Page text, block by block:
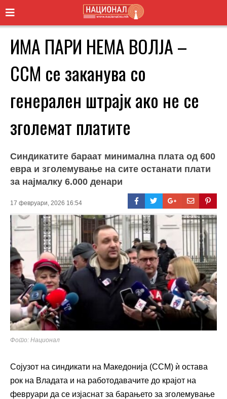
ИМА ПАРИ НЕМА ВОЛЈА –
ССМ се заканува со
генерален штрајк ако не се
зголемат платите
Синдикатите бараат минимална плата од 600
евра и зголемување на сите останати плати
за најмалку 6.000 денари
17 февруари, 2026 16:54
Фото: Национал
Сојузот на синдикати на Македонија (ССМ) ѝ остава
рок на Владата и на работодавачите до крајот на
февруари да се изјаснат за барањето за зголемување